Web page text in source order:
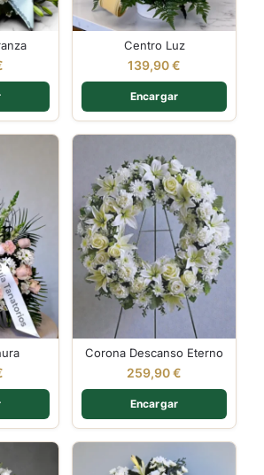
Centro Luz
139,90€
Encargar
Corona Descanso Eterno
259,90€
Encargar